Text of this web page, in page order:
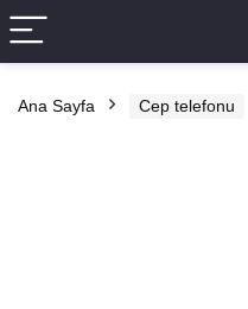
Ana Sayfa Cep telefonu